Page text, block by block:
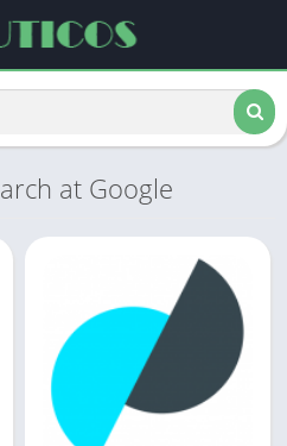
at Google